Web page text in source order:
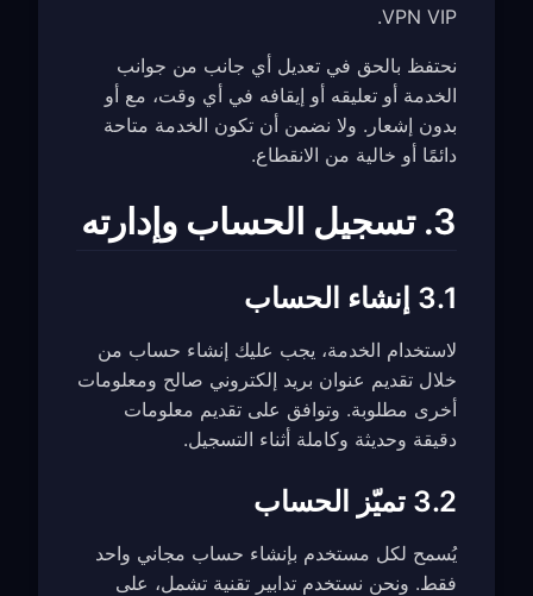
VPN VIP.
نحتفظ بالحق في تعديل أي جانب من جوانب
الخدمة أو تعليقه أو إيقافه في أي وقت، مع أو
بدون إشعار. ولا نضمن أن تكون الخدمة متاحة
دائمًا أو خالية من الانقطاع.
3. تسجيل الحساب وإدارته
3.1 إنشاء الحساب
لاستخدام الخدمة، يجب عليك إنشاء حساب من
خلال تقديم عنوان بريد إلكتروني صالح ومعلومات
أخرى مطلوبة. وتوافق على تقديم معلومات
دقيقة وحديثة وكاملة أثناء التسجيل.
3.2 تميّز الحساب
يُسمح لكل مستخدم بإنشاء حساب مجاني واحد
فقط. ونحن نستخدم تدابير تقنية تشمل، على